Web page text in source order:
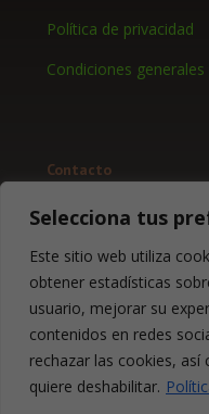
Selecciona tus
Este sitio web utiliza
obtener estadísticas
usuario, mejorar su
contenidos en redes
rechazar las cookies, así
quiere deshabilitar.
Política de privacidad
Condiciones generales
Contacto
+34 620 866 374
Síguenos en: